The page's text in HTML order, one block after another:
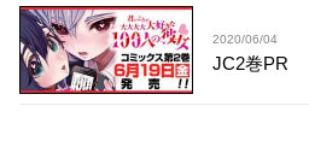
2020/06/04
JC2巻PR